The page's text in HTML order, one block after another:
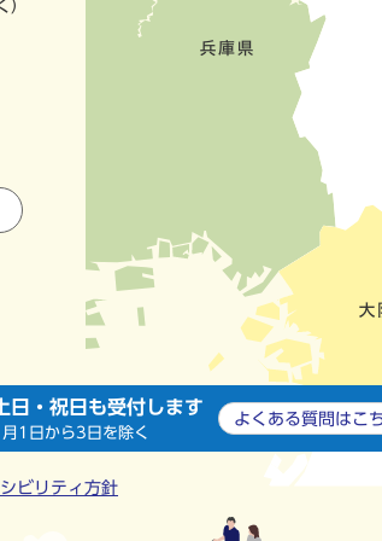
）
日・祝日も受付します
月1日から3日を除く
よくある質問は こ
ビリティ方針